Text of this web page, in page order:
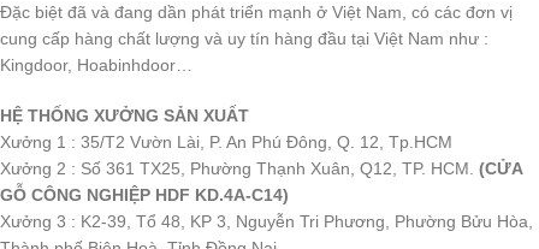
Đặc biệt đã và đang dần phát triển mạnh ở Việt Nam, có các đơn vị
cung cấp hàng chất lượng và uy tín hàng đầu tại Việt Nam như :
Kingdoor, Hoabinhdoor…
HỆ THỐNG XƯỞNG SẢN XUẤT
Xưởng 1 : 35/T2 Vườn Lài, P. An Phú Đông, Q. 12, Tp.HCM
Xưởng 2 : Số 361 TX25, Phường Thạnh Xuân, Q12, TP. HCM. (CỬA
GỖ CÔNG NGHIỆP HDF KD.4A-C14)
Xưởng 3 : K2-39, Tổ 48, KP 3, Nguyễn Tri Phương, Phường Bửu Hòa,